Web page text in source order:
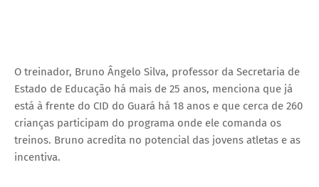
O treinador, Bruno Ângelo Silva, professor da Secretaria de
Estado de Educação há mais de 25 anos, menciona que já
está à frente do CID do Guará há 18 anos e que cerca de 260
crianças participam do programa onde ele comanda os
treinos. Bruno acredita no potencial das jovens atletas e as
incentiva.